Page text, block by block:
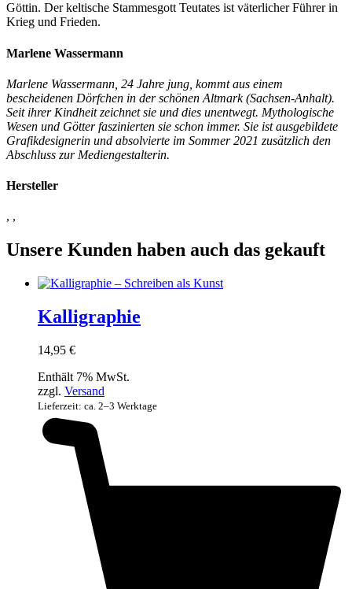
Göttin. Der keltische Stammesgott Teutates ist väterlicher Führer in
Krieg und Frieden.
Marlene Wassermann
Marlene Wassermann, 24 Jahre jung, kommt aus einem
bescheidenen Dörfchen in der schönen Altmark (Sachsen-Anhalt).
Seit ihrer Kindheit zeichnet sie und dies unentwegt. Mythologische
Wesen und Götter faszinierten sie schon immer. Sie ist ausgebildete
Grafikdesignerin und absolvierte im Sommer 2021 zusätzlich den
Abschluss zur Mediengestalterin.
Hersteller
, ,
Unsere Kunden haben auch das gekauft
Kalligraphie
14,95 €
Enthält 7% MwSt.
zzgl. Versand
Lieferzeit: ca. 2–3 Werktage